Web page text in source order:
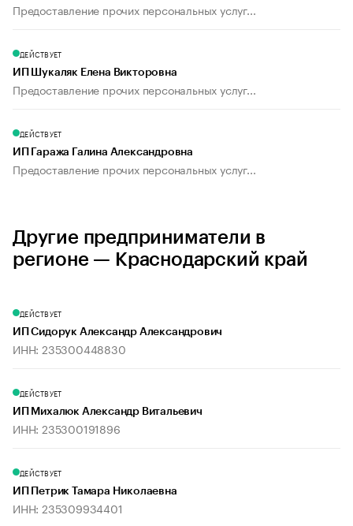
Предоставление прочих персональных услуг...
ДЕЙСТВУЕТ
ИП Шукаляк Елена Викторовна
Предоставление прочих персональных услуг...
ДЕЙСТВУЕТ
ИП Гаража Галина Александровна
Предоставление прочих персональных услуг...
Другие предприниматели в
регионе — Краснодарский край
ДЕЙСТВУЕТ
ИП Сидорук Александр Александрович
ИНН: 235300448830
ДЕЙСТВУЕТ
ИП Михалюк Александр Витальевич
ИНН: 235300191896
ДЕЙСТВУЕТ
ИП Петрик Тамара Николаевна
ИНН: 235309934401